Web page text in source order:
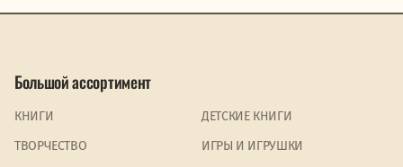
Большой ассортимент
КНИГИ
ДЕТСКИЕ КНИГИ
ТВОРЧЕСТВО
ИГРЫ И ИГРУШКИ